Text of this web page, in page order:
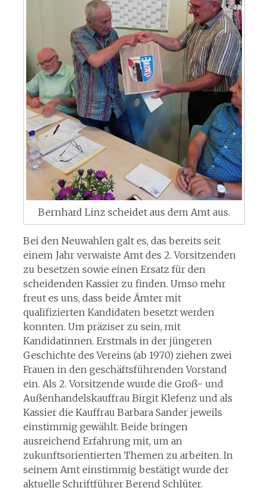
Bernhard Linz scheidet aus dem Amt aus.
Bei den Neuwahlen galt es, das bereits seit
einem Jahr verwaiste Amt des 2. Vorsitzenden
zu besetzen sowie einen Ersatz für den
scheidenden Kassier zu finden. Umso mehr
freut es uns, dass beide Ämter mit
qualifizierten Kandidaten besetzt werden
konnten. Um präziser zu sein, mit
Kandidatinnen. Erstmals in der jüngeren
Geschichte des Vereins (ab 1970) ziehen zwei
Frauen in den geschäftsführenden Vorstand
ein. Als 2. Vorsitzende wurde die Groß- und
Außenhandelskauffrau Birgit Klefenz und als
Kassier die Kauffrau Barbara Sander jeweils
einstimmig gewählt. Beide bringen
ausreichend Erfahrung mit, um an
zukunftsorientierten Themen zu arbeiten. In
seinem Amt einstimmig bestätigt wurde der
aktuelle Schriftführer Berend Schlüter.